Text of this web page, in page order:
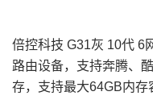
倍控科技 G31灰 10代 6
路由设备，支持奔腾、
存，支持最大64GB内